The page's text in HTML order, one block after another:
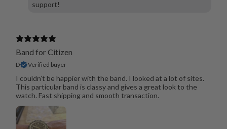
support!
Band for Citizen
D Verified buyer
I couldn’t be happier with the band. I looked at a lot of sites.
This particular band is classy and gives a great look to the
watch. Fast shipping and smooth transaction.